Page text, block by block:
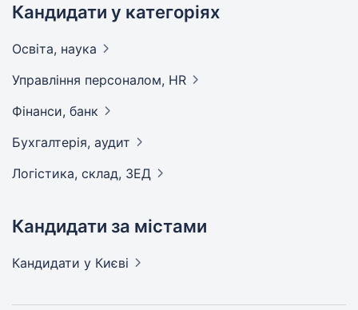
Кандидати у категоріях
Освіта, наука
Управління персоналом, HR
Фінанси, банк
Бухгалтерія, аудит
Логістика, склад, ЗЕД
Кандидати за містами
Кандидати у Києві